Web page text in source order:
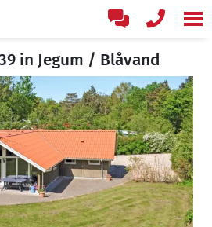
in Jegum / Blåvand